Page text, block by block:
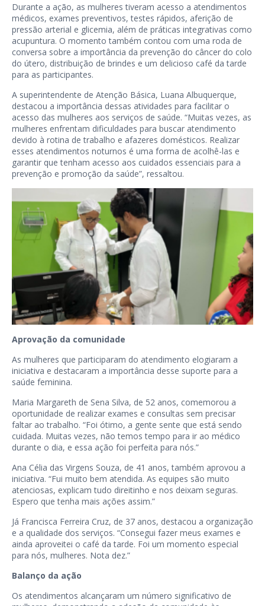
Durante a ação, as mulheres tiveram acesso a atendimentos
médicos, exames preventivos, testes rápidos, aferição de
pressão arterial e glicemia, além de práticas integrativas como
acupuntura. O momento também contou com uma roda de
conversa sobre a importância da prevenção do câncer do colo
do útero, distribuição de brindes e um delicioso café da tarde
para as participantes.
A superintendente de Atenção Básica, Luana Albuquerque,
destacou a importância dessas atividades para facilitar o
acesso das mulheres aos serviços de saúde. “Muitas vezes, as
mulheres enfrentam dificuldades para buscar atendimento
devido à rotina de trabalho e afazeres domésticos. Realizar
esses atendimentos noturnos é uma forma de acolhê-las e
garantir que tenham acesso aos cuidados essenciais para a
prevenção e promoção da saúde”, ressaltou.
Aprovação da comunidade
As mulheres que participaram do atendimento elogiaram a
iniciativa e destacaram a importância desse suporte para a
saúde feminina.
Maria Margareth de Sena Silva, de 52 anos, comemorou a
oportunidade de realizar exames e consultas sem precisar
faltar ao trabalho. “Foi ótimo, a gente sente que está sendo
cuidada. Muitas vezes, não temos tempo para ir ao médico
durante o dia, e essa ação foi perfeita para nós.”
Ana Célia das Virgens Souza, de 41 anos, também aprovou a
iniciativa. “Fui muito bem atendida. As equipes são muito
atenciosas, explicam tudo direitinho e nos deixam seguras.
Espero que tenha mais ações assim.”
Já Francisca Ferreira Cruz, de 37 anos, destacou a organização
e a qualidade dos serviços. “Consegui fazer meus exames e
ainda aproveitei o café da tarde. Foi um momento especial
para nós, mulheres. Nota dez.”
Balanço da ação
Os atendimentos alcançaram um número significativo de